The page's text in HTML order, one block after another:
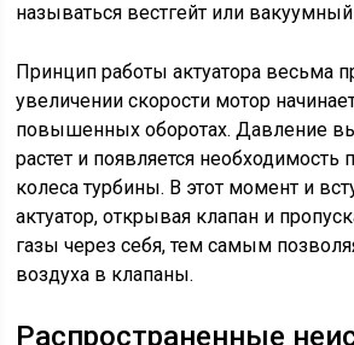
называться вестгейт или вакуумный
Принцип работы актуатора весьма
увеличении скорости мотор
повышенных оборотах. Давление
растет и появляется
колеса турбины. В этот момент и
актуатор, открывая клапан и
газы через себя, тем самым
воздуха в клапаны.
Распространенные